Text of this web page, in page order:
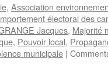
, Association
électoral des
Jacques, Majorité
, Pouvoir local,
municipale |